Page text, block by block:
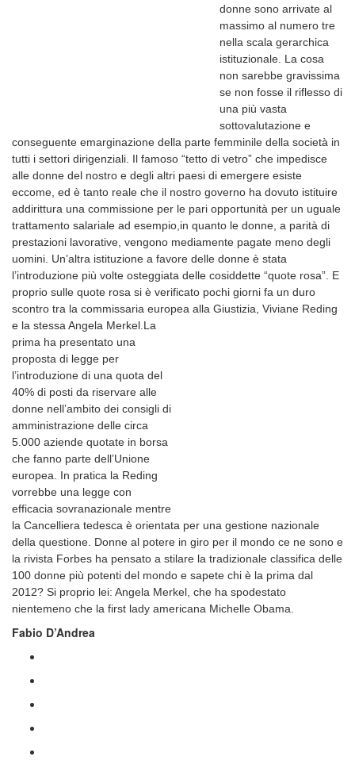
donne sono arrivate al
massimo al numero tre
nella scala gerarchica
istituzionale. La cosa
non sarebbe gravissima
se non fosse il riflesso di
una più vasta
sottovalutazione e
conseguente emarginazione della parte femminile della società in
tutti i settori dirigenziali. Il famoso “tetto di vetro” che impedisce
alle donne del nostro e degli altri paesi di emergere esiste
eccome, ed è tanto reale che il nostro governo ha dovuto istituire
addirittura una commissione per le pari opportunità per un uguale
trattamento salariale ad esempio,in quanto le donne, a parità di
prestazioni lavorative, vengono mediamente pagate meno degli
uomini. Un’altra istituzione a favore delle donne è stata
l’introduzione più volte osteggiata delle cosiddette “quote rosa”. E
proprio sulle quote rosa si è verificato pochi giorni fa un duro
scontro tra la commissaria europea alla Giustizia, Viviane Reding
e la stessa Angela Merkel.La
prima ha presentato una
proposta di legge per
l’introduzione di una quota del
40% di posti da riservare alle
donne nell’ambito dei consigli di
amministrazione delle circa
5.000 aziende quotate in borsa
che fanno parte dell’Unione
europea. In pratica la Reding
vorrebbe una legge con
efficacia sovranazionale mentre
la Cancelliera tedesca è orientata per una gestione nazionale
della questione. Donne al potere in giro per il mondo ce ne sono e
la rivista Forbes ha pensato a stilare la tradizionale classifica delle
100 donne più potenti del mondo e sapete chi è la prima dal
2012? Si proprio lei: Angela Merkel, che ha spodestato
nientemeno che la first lady americana Michelle Obama.
Fabio D’Andrea